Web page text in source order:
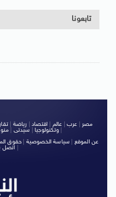
تابعونا
مصر عرب عالم اقتصاد رياضة |
وتكنولوجيا| سيدتى
|
عن الموقع
سياسة الخصوصية حقوق
اتصل